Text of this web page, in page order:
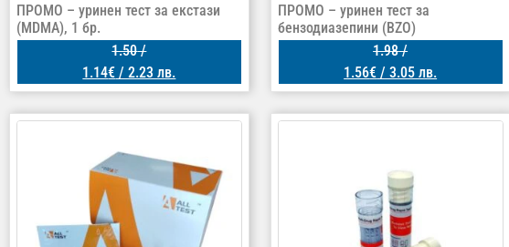
ПРОМО – уринен тест за екстази
(MDMA), 1 бр.
1.50/
1.14€ / 2.23 лв.
ПРОМО – уринен тест за
бензодиазепини (BZO)
1.98/
1.56€ / 3.05 лв.